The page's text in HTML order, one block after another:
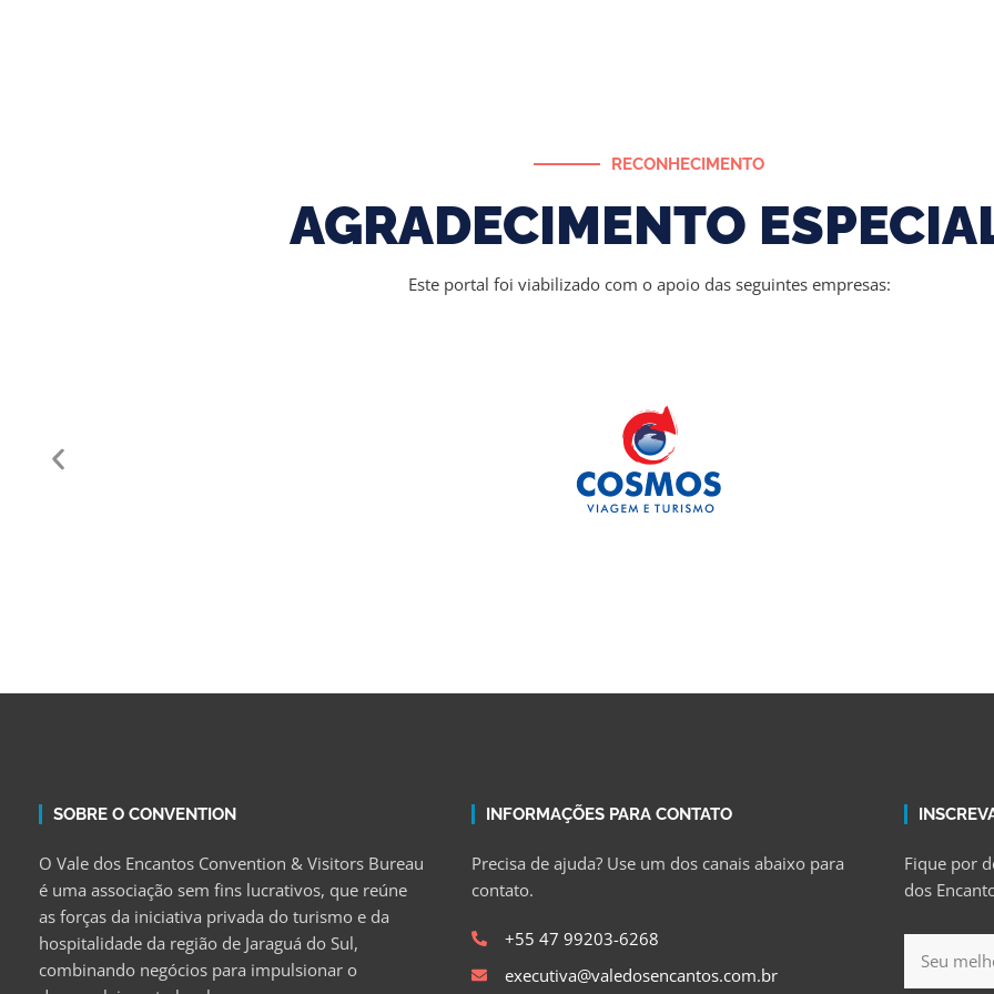
RECONHECIMENTO
AGRADECIMENTO
Este portal foi viabilizado com o apoio das seguintes empresas:
SOBRE O CONVENTION
O Vale dos Encantos Convention & Visitors Bureau
é uma associação sem fins lucrativos, que reúne
as forças da iniciativa privada do turismo e da
hospitalidade da região de Jaraguá do Sul,
combinando negócios para impulsionar o
INFORMAÇÕES PARA CONTATO
Precisa de ajuda? Use um dos canais abaixo para
contato.
+55 47 99203-6268
executiva@valedosencantos.com.br
Fique por
dos